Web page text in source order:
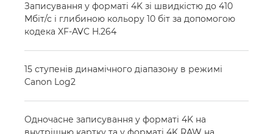
Записування у форматі 4K зі швидкістю до 410
Мбіт/с і глибиною кольору 10 біт за допомогою
кодека XF-AVC H.264
15 ступенів динамічного діапазону в режимі
Canon Log2
Одночасне записування у форматі 4K на